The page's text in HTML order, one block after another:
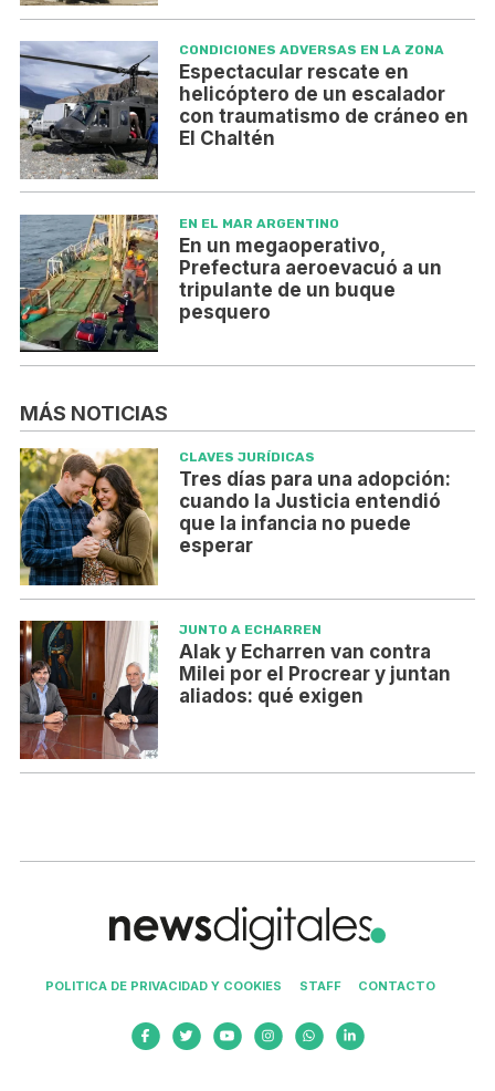
CONDICIONES ADVERSAS EN LA ZONA
Espectacular rescate en
helicóptero de un escalador
con traumatismo de cráneo en
El Chaltén
EN EL MAR ARGENTINO
En un megaoperativo,
Prefectura aeroevacuó a un
tripulante de un buque
pesquero
MÁS NOTICIAS
CLAVES JURÍDICAS
Tres días para una adopción:
cuando la Justicia entendió
que la infancia no puede
esperar
JUNTO A ECHARREN
Alak y Echarren van contra
Milei por el Procrear y juntan
aliados: qué exigen
POLITICA DE PRIVACIDAD Y COOKIES STAFF CONTACTO